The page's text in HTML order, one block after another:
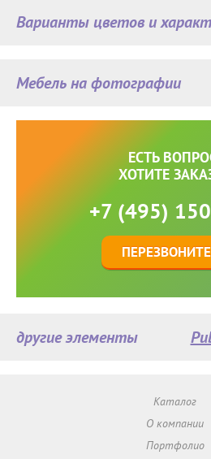
Мебель на фотографии
Варианты цветов и
ЕСТЬ
ХОТИТЕ
+7 (495)
другие элементы
Каталог
О компании
Портфолио